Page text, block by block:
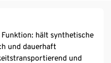
hält synthetische
und dauerhaft
und